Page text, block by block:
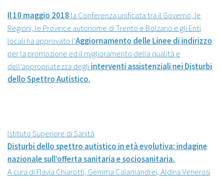
Il 10 maggio 2018 la Conferenza unificata tra il Governo, le
Regioni, le Province autonome di Trento e Bolzano e gli Enti
locali ha approvato l’Aggiornamento delle Linee di indirizzo
per la promozione ed il miglioramento della qualità e
dell’appropriatezza degliinterventi assistenziali nei Disturbi
dello Spettro Autistico.
Istituto Superiore di Sanità
Disturbi dello spettro autistico in età evolutiva: indagine
nazionale sull’offerta sanitaria e sociosanitaria.
A cura di Flavia Chiarotti, Gemma Calamandrei, Aldina Venerosi